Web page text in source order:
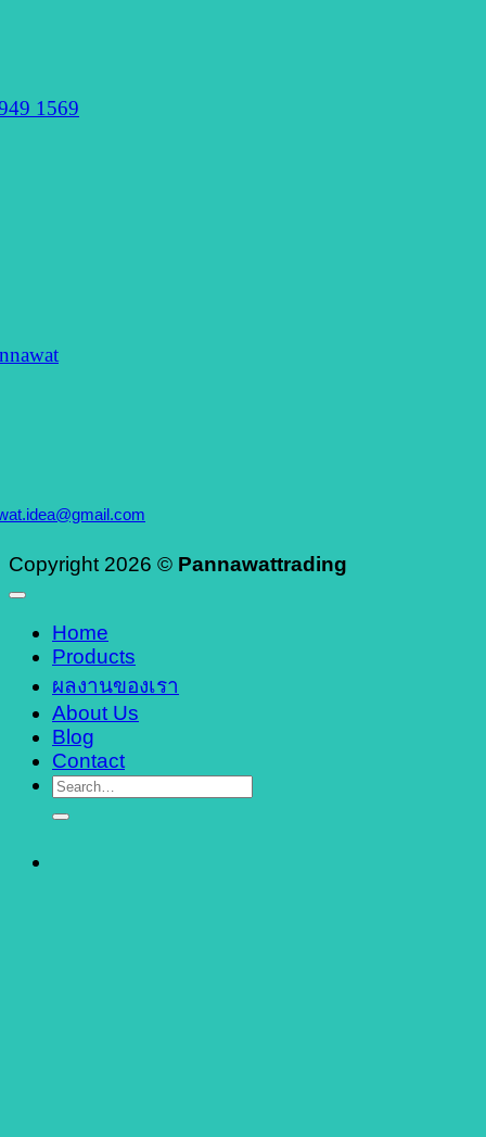
1569
Copyright 2026 © Pannawattrading
Home
Products
ผลงานของเรา
About Us
Blog
Contact
Search
for: